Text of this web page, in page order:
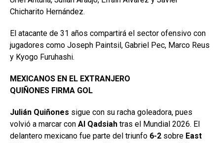
Chicharito Hernández.
El atacante de 31 años compartirá el sector ofensivo con
jugadores como Joseph Paintsil, Gabriel Pec, Marco Reus
y Kyogo Furuhashi.
MEXICANOS EN EL EXTRANJERO
QUIÑONES FIRMA GOL
Julián Quiñones sigue con su racha goleadora, pues
volvió a marcar con Al Qadsiah tras el Mundial 2026. El
delantero mexicano fue parte del triunfo 6-2 sobre East